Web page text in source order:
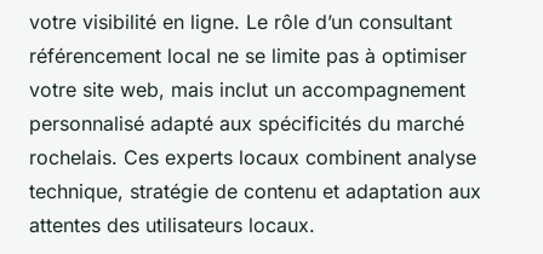
votre visibilité en ligne. Le rôle d’un consultant
référencement local ne se limite pas à optimiser
votre site web, mais inclut un accompagnement
personnalisé adapté aux spécificités du marché
rochelais. Ces experts locaux combinent analyse
technique, stratégie de contenu et adaptation aux
attentes des utilisateurs locaux.